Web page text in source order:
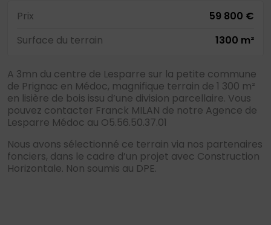
Prix
59 800 €
Surface du terrain
1300 m²
A 3mn du centre de Lesparre sur la petite commune
de Prignac en Médoc, magnifique terrain de 1 300 m²
en lisière de bois issu d’une division parcellaire. Vous
pouvez contacter Franck MILAN de notre Agence de
Lesparre Médoc au O5.56.50.37.01
Nous avons sélectionné ce terrain via nos partenaires
fonciers, dans le cadre d’un projet avec Construction
Horizontale. Non soumis au DPE.